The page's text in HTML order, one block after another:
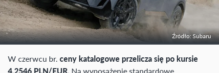
Źródło: Subaru
W czerwcu br. ceny katalogowe przelicza się po kursie